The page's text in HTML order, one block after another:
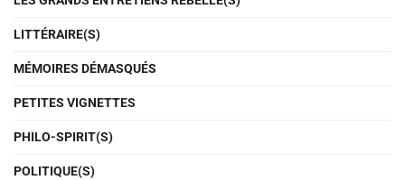
LITTÉRAIRE(S)
MÉMOIRES DÉMASQUÉS
PETITES VIGNETTES
PHILO-SPIRIT(S)
POLITIQUE(S)